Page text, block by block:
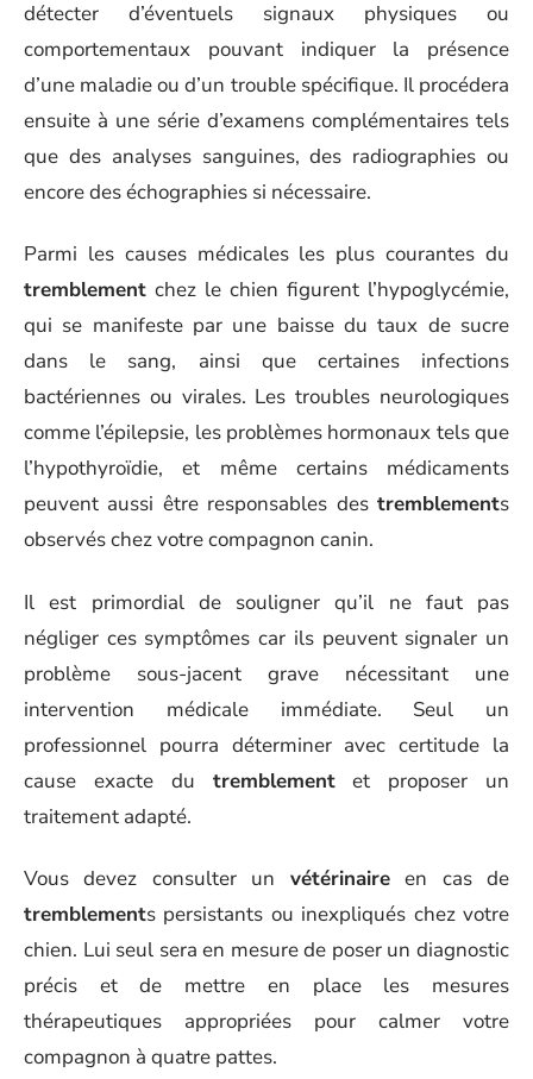
détecter d’éventuels signaux physiques ou
comportementaux pouvant indiquer la présence
d’une maladie ou d’un trouble spécifique. Il procédera
ensuite à une série d’examens complémentaires tels
que des analyses sanguines, des radiographies ou
encore des échographies si nécessaire.
Parmi les causes médicales les plus courantes du
tremblement chez le chien figurent l’hypoglycémie,
qui se manifeste par une baisse du taux de sucre
dans le sang, ainsi que certaines infections
bactériennes ou virales. Les troubles neurologiques
comme l’épilepsie, les problèmes hormonaux tels que
l’hypothyroïdie, et même certains médicaments
peuvent aussi être responsables des tremblements
observés chez votre compagnon canin.
Il est primordial de souligner qu’il ne faut pas
négliger ces symptômes car ils peuvent signaler un
problème sous-jacent grave nécessitant une
intervention médicale immédiate. Seul un
professionnel pourra déterminer avec certitude la
cause exacte du tremblementet proposer un
traitement adapté.
Vous devez consulter un vétérinaireen cas de
tremblements persistants ou inexpliqués chez votre
chien. Lui seul sera en mesure de poser un diagnostic
précis et de mettre en place les mesures
thérapeutiques appropriées pour calmer votre
compagnon à quatre pattes.